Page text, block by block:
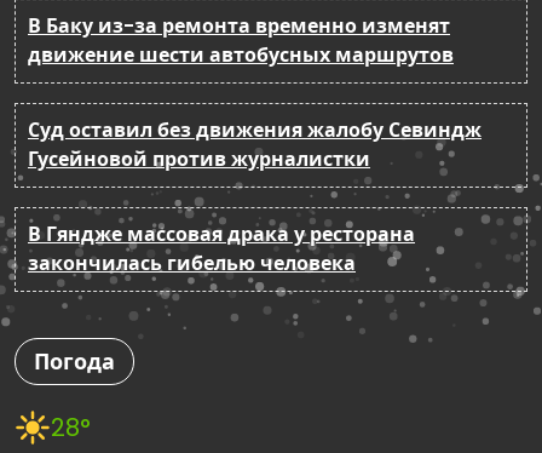
В Баку из-за ремонта временно изменят
движение шести автобусных маршрутов
Суд оставил без движения жалобу Севиндж
Гусейновой против журналистки
В Гяндже массовая драка у ресторана
закончилась гибелью человека
Погода
28°